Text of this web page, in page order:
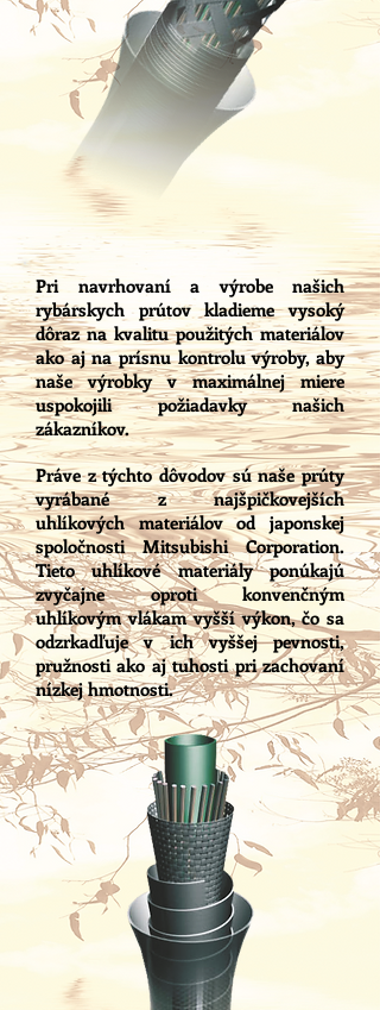
Pri navrhovaní a výrobe našich
rybárskych prútov kladieme vysoký
dôraz na kvalitu použitých materiálov
ako aj na prísnu kontrolu výroby, aby
naše výrobky v maximálnej miere
uspokojili požiadavky našich
zákazníkov.
Práve z týchto dôvodov sú naše prúty
vyrábané z najšpičkovejších
uhlíkových materiálov od japonskej
spoločnosti Mitsubishi Corporation.
Tieto uhlíkové materiály ponúkajú
zvyčajne oproti konvenčným
uhlíkovým vlákam vyšší výkon, čo sa
odzrkadľuje v ich vyššej pevnosti,
pružnosti ako aj tuhosti pri zachovaní
nízkej hmotnosti.